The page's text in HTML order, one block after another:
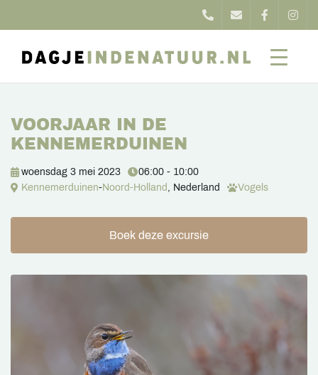
VOORJAAR IN DE
KENNEMERDUINEN
woensdag 3 mei 2023
06:00 - 10:00
Kennemerduinen-Noord-Holland , Nederland Vogels
Boek deze excursie